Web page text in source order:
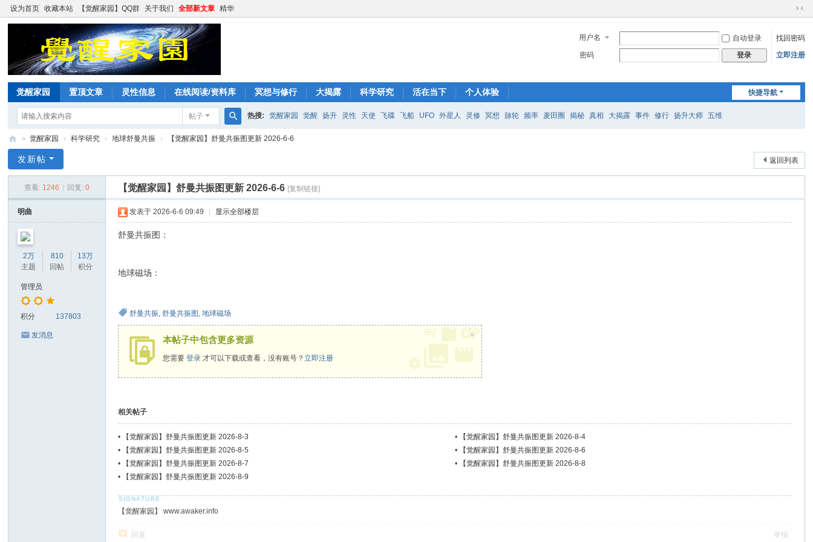
设为首页 收藏本站 【觉醒家园】QQ群 关于我们 全部新文章 精华
切
到
窄
用户名 自动登录
找回密码
密码
登录 立即注册
快捷导航
觉醒家园 置顶文章 灵性信息 在线阅读/资料库 冥想与修行 大揭露 科学研究 活在当下 个人体验
帖子
搜
热搜: 觉醒家园 觉醒 扬升 灵性 天使 飞碟 飞船 UFO 外星人 灵修 冥想 脉轮 频率 麦田圈 揭秘 真相 大揭露 事件 修行 扬升大师 五维
醒
园
» 觉醒家园 › 科学研究 › 地球舒曼共振 › 【觉醒家园】舒曼共振图更新 2026-6-6
返回列表
发新帖
查看: 1246 回复: 0 【觉醒家园】舒曼共振图更新 2026-6-6 [复制链接]
明曲
2万
主题
810
回帖
13万
积分
管理员
积分 137803
发消息
发表于 2026-6-6 09:49 显示全部楼层
舒曼共振图：
地球磁场：
舒曼共振,舒曼共振图 ,地球磁场
本帖子中包含更多资源
您需要登录 才可以下载或查看，没有账号？立即注册
×
相关帖子
• 【觉醒家园】舒曼共振图更新 2026-8-3 •
【觉醒家园】舒曼共振图更新 2026-8-4
•
【觉醒家园】舒曼共振图更新 2026-8-5 •
【觉醒家园】舒曼共振图更新 2026-8-6
•
【觉醒家园】舒曼共振图更新 2026-8-7 •
【觉醒家园】舒曼共振图更新 2026-8-8
•
【觉醒家园】舒曼共振图更新 2026-8-9
【觉醒家园】 www.awaker.info
回复 举报